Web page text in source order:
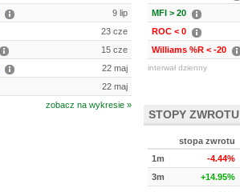
MFI > 20
ROC < 0
Williams %R < -20
interwał dzienny
9 lip
23 cze
15 cze
22 maj
22 maj
zobacz na wykresie »
STOPY ZWROTU
stopa zwrotu
1m
-4.44%
3m
+14.95%